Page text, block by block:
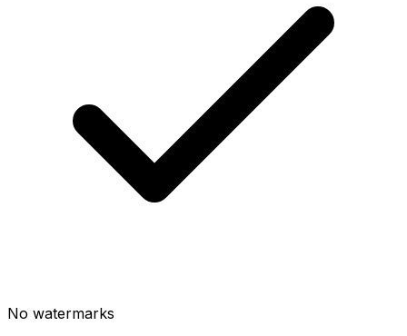
No watermarks